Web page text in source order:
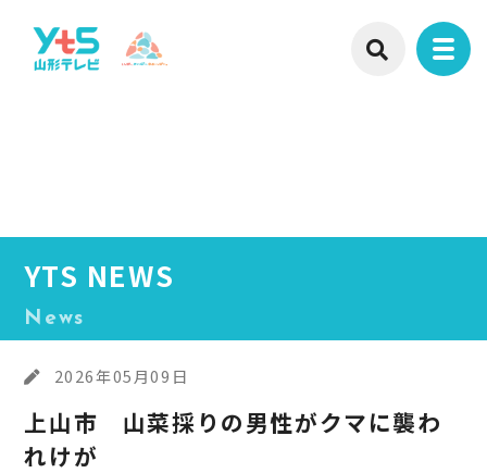
YTS NEWS
News
2026年05月09日
上山市 山菜採りの男性がクマに襲わ
れけが